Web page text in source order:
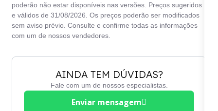
poderão não estar disponíveis nas versões. Preços sugeridos
e válidos de 31/08/2026. Os preços poderão ser modificados
sem aviso prévio. Consulte e confirme todas as informações
com um de nossos vendedores.
AINDA TEM DÚVIDAS?
Fale com um de nossos especialistas.
Enviar mensagem